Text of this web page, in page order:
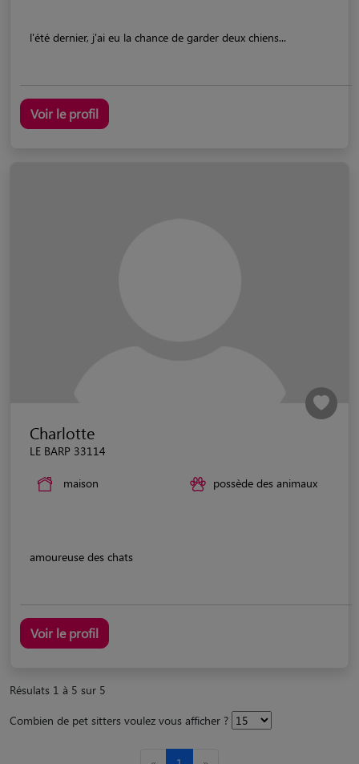
l'été dernier, j'ai eu la chance de garder deux chiens...
Voir le profil
Charlotte
LE BARP 33114
maison possède des animaux
amoureuse des chats
Voir le profil
Résulats 1 à 5 sur 5
Combien de pet sitters voulez vous afficher ?